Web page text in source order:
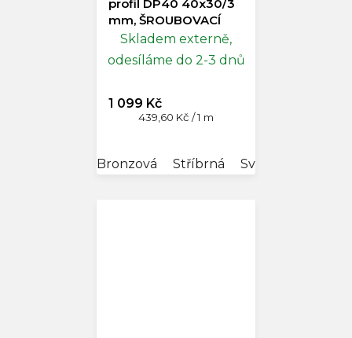
profil DP40 40x30/3
mm, ŠROUBOVACÍ
Skladem externě,
odesíláme do 2-3 dnů
1 099 Kč
Měrná
439,60 Kč / 1 m
Bronzová Stříbrná Světlá bronz